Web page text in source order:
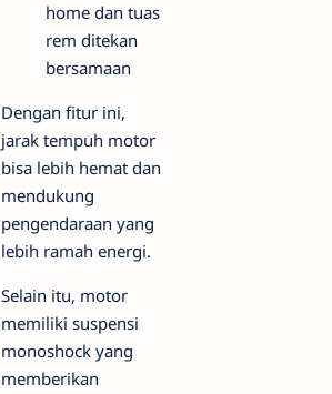
home dan tuas
rem ditekan
bersamaan
Dengan fitur ini,
jarak tempuh motor
bisa lebih hemat dan
mendukung
pengendaraan yang
lebih ramah energi.
Selain itu, motor
memiliki suspensi
monoshock yang
memberikan